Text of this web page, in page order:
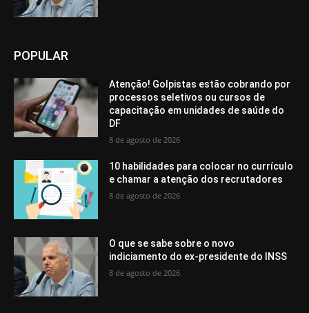
POPULAR
Atenção! Golpistas estão cobrando por
processos seletivos ou cursos de
capacitação em unidades de saúde do
DF
8 de agosto de 2026
10 habilidades para colocar no currículo
e chamar a atenção dos recrutadores
8 de agosto de 2026
O que se sabe sobre o novo
indiciamento do ex-presidente do INSS
8 de agosto de 2026